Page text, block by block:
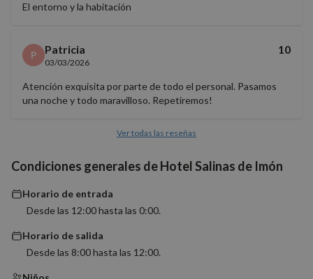
El entorno y la habitación
P Patricia
03/03/2026
10
Atención exquisita por parte de todo el personal. Pasamos
una noche y todo maravilloso. Repetiremos!
Ver todas las reseñas
Condiciones generales de Hotel Salinas de Imón
Horario de entrada
Desde las 12:00 hasta las 0:00.
Horario de salida
Desde las 8:00 hasta las 12:00.
Cookies no clasificadas
funcionalidad básica del sitio web, como el inicio de
cookies estrictamente necesarias.
Nombre